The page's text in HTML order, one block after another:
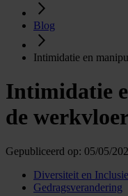
Blog
Intimidatie en
Intimidatie
de
Gepubliceerd op: 05/05/
Diversiteit en Inclusie
Gedragsverandering